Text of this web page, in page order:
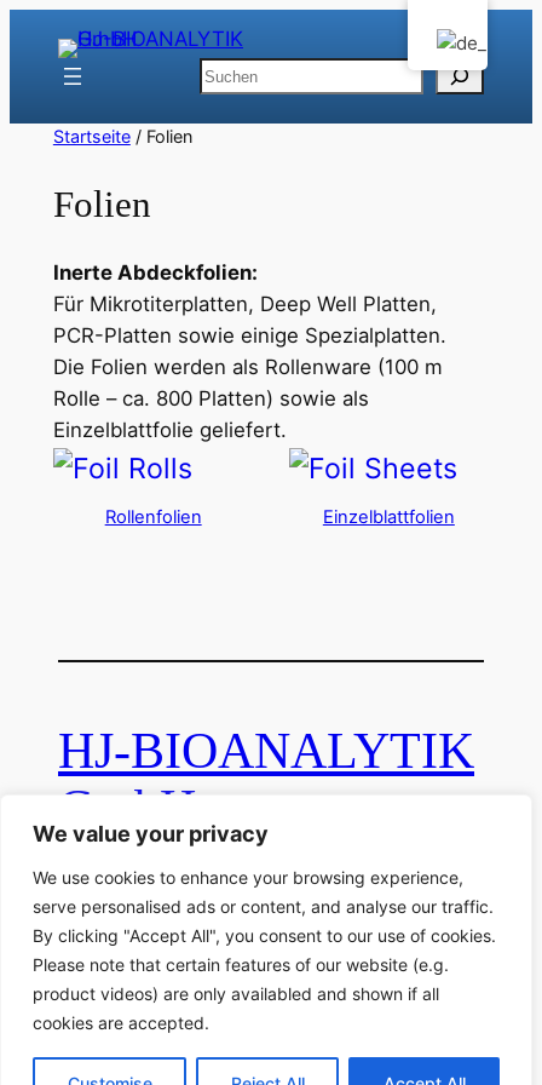
We value your privacy
We use cookies to enhance your browsing experience,
serve personalised ads or content, and analyse our traffic.
By clicking "Accept All", you consent to our use of cookies.
Please note that certain features of our website (e.g.
product videos) are only availabled and shown if all
cookies are accepted.
Inhalt
springen
Suchen
Startseite/ Folien
Folien
Inerte Abdeckfolien:
Für Mikrotiterplatten, Deep Well Platten,
PCR-Platten sowie einige Spezialplatten.
Die Folien werden als Rollenware (100 m
Rolle – ca. 800 Platten) sowie als
Einzelblattfolie geliefert.
Rollenfolien Einzelblattfolien
HJ-BIOANALYTIK
GmbH
Ferdinand-Clasen-Str. 34, D-41812 Erkelenz
E-Mail:info(at)hj-bioanalytik.de
Impressum Datenschutzerklärung